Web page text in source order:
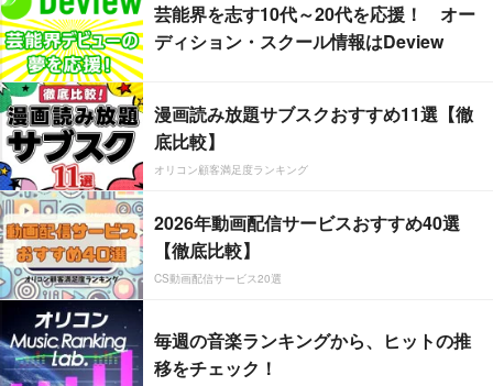
芸能界を志す10代～20代を応援！ オー
ディション・スクール情報はDeview
漫画読み放題サブスクおすすめ11選【徹
底比較】
オリコン顧客満足度ランキング
2026年動画配信サービスおすすめ40選
【徹底比較】
CS動画配信サービス20選
毎週の音楽ランキングから、ヒットの推
移をチェック！